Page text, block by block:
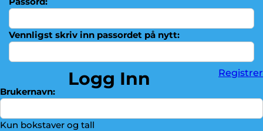
Vennligst skriv inn passordet på nytt:
Registrer
Logg Inn
Brukernavn:
Kun bokstaver og tall
► Gangetabeller
► Multiplikasjon
► Troféskap
► Kontakt oss